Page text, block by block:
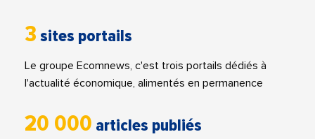
3 sites portails
Le groupe Ecomnews, c'est trois portails dédiés à
l'actualité économique, alimentés en permanence
20 000 articles publiés